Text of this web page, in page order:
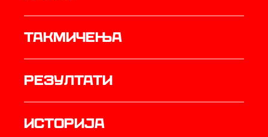
Такмичења
резултати
историја